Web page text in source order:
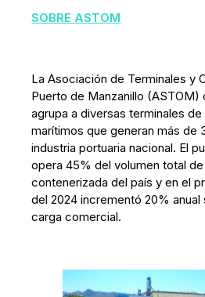
SOBRE ASTOM
La Asociación de Terminales y
Puerto de Manzanillo (ASTOM)
agrupa a diversas terminales
marítimos que generan más de
industria portuaria nacional. El
opera 45% del volumen total
contenerizada del país y en el
del 2024 incrementó 20%
carga comercial.